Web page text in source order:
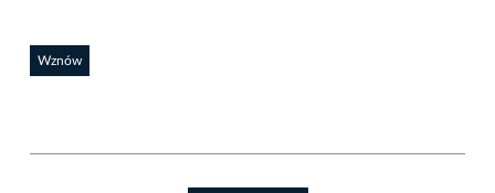
Wznów